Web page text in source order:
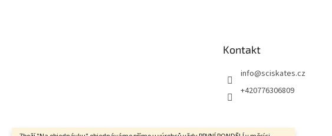
Kontakt
info@sciskates.cz
+420776306809